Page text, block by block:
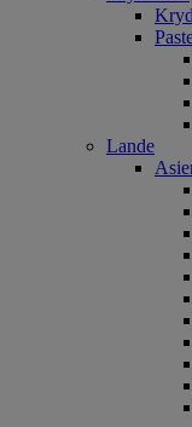
Lande